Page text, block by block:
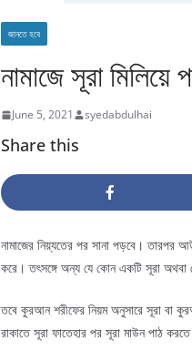
জানতে হবে
নামাজে সূরা মিলিয়ে
June 5, 2021 syedabdulhai
Share this
নামাজের নিয়্যতের পর সানা পড়বে। তারপর
করে। তৎসঙ্গে অন্য যে কোন একটি সূরা
তবে কুরআন শরীফের নিয়ম অনুসারে সূরা বা
রাকাতে সূরা ফাতেহার পর সূরা মাউন পাঠ